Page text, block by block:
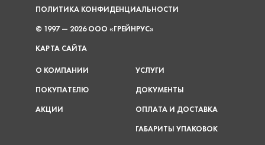
ПОЛИТИКА КОНФИДЕНЦИАЛЬНОСТИ
© 1997 — 2026 ООО «ГРЕЙНРУС»
КАРТА САЙТА
О КОМПАНИИ
ПОКУПАТЕЛЮ
АКЦИИ
УСЛУГИ
ДОКУМЕНТЫ
ОПЛАТА И ДОСТАВКА
ГАБАРИТЫ УПАКОВОК